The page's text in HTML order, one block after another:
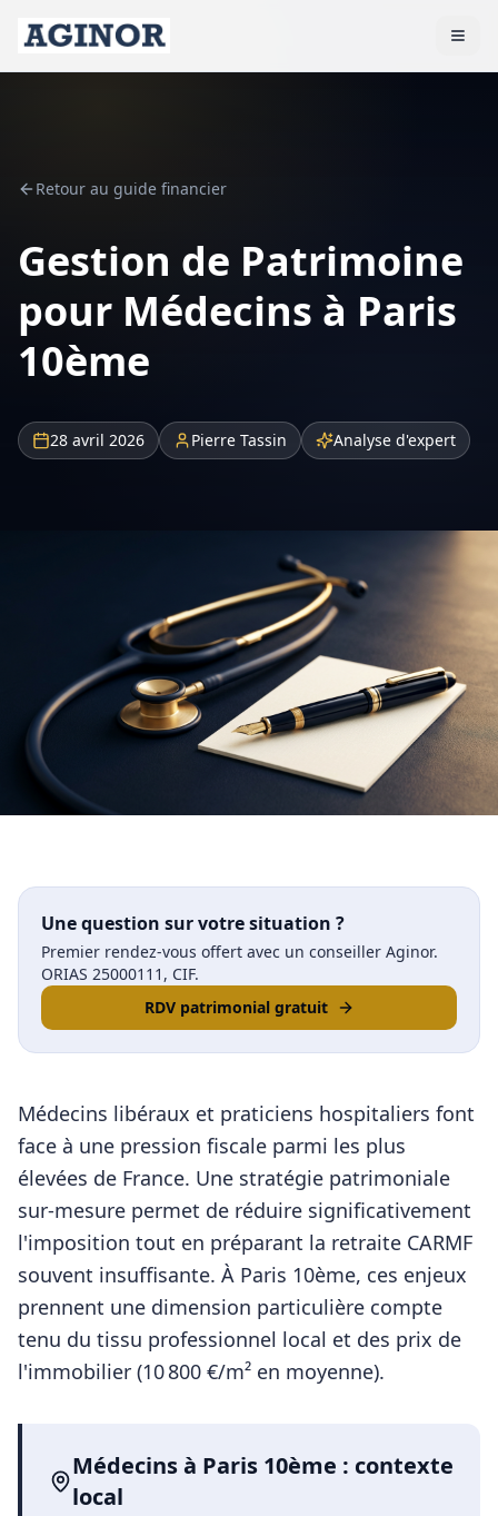
Retour au guide financier
Gestion de Patrimoine
pour Médecins à Paris
10ème
28 avril 2026 Pierre Tassin Analyse d'expert
Une question sur votre situation ?
Premier rendez-vous offert avec un conseiller Aginor.
ORIAS 25000111, CIF.
RDV patrimonial gratuit
Médecins libéraux et praticiens hospitaliers font
face à une pression fiscale parmi les plus
élevées de France. Une stratégie patrimoniale
sur-mesure permet de réduire significativement
l'imposition tout en préparant la retraite CARMF
souvent insuffisante. À Paris 10ème, ces enjeux
prennent une dimension particulière compte
tenu du tissu professionnel local et des prix de
l'immobilier (10 800 €/m² en moyenne).
Médecinsà Paris 10ème : contexte
local